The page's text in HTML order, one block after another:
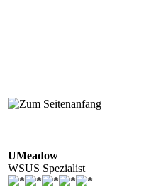
UMeadow
WSUS Spezialist